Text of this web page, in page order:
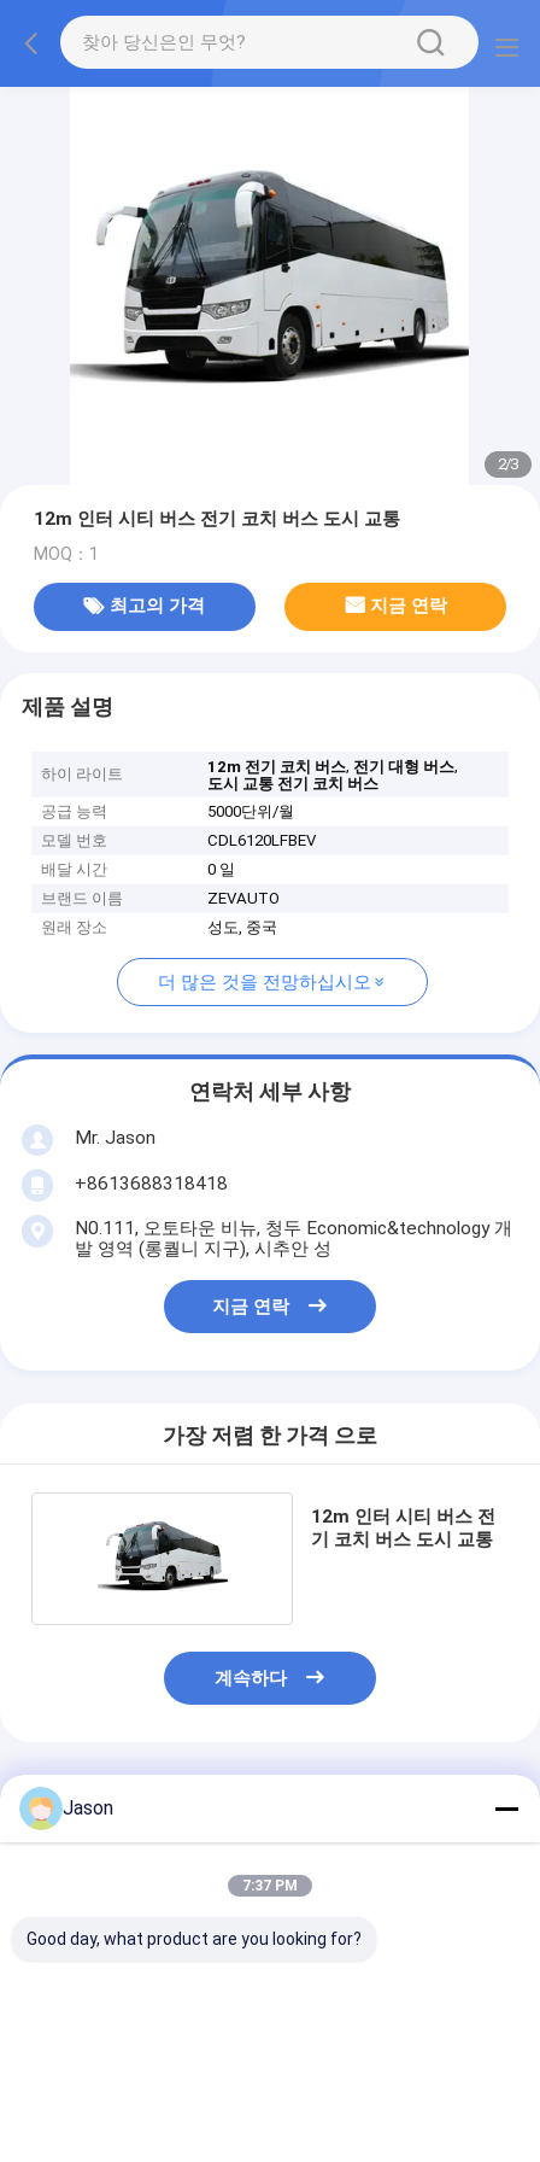
2/3
12m 인터 시티 버스 전기 코치 버스 도시 교통
MOQ：1
최고의 가격 지금 연락
제품 설명
하이 라이트 12m 전기 코치 버스, 전기 대형 버스,
도시 교통 전기 코치 버스
공급 능력
5000단위/월
모델 번호
CDL6120LFBEV
배달 시간
0 일
브랜드 이름
ZEVAUTO
원래 장소
성도, 중국
더 많은 것을 전망하십시오
연락처 세부 사항
Mr. Jason
+8613688318418
N0.111, 오토타운 비뉴, 청두 Economic&technology 개
발 영역 (롱퀄니 지구), 시추안 성
지금 연락
가장 저렴 한 가격 으로
12m 인터 시티 버스 전
기 코치 버스 도시 교통
계속하다
추천된 제품
Jason
7:37 PM
Good day, what product are you looking for?